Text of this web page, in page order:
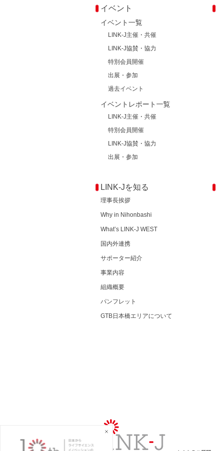
イベント
イベント一覧
LINK-J主催・共催
LINK-J協賛・協力
特別会員開催
出展・参加
過去イベント
イベントレポート一覧
LINK-J主催・共催
特別会員開催
LINK-J協賛・協力
出展・参加
LINK-Jを知る
理事長挨拶
Why in Nihonbashi
What’s LINK-J WEST
国内外連携
サポーター紹介
事業内容
組織概要
パンフレット
GTB日本橋エリアについて